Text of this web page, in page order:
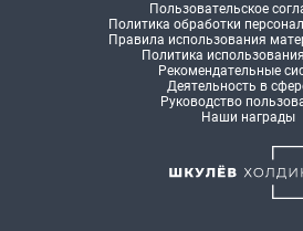
Пользовательское
Политика обработки
Правила использования
Политика
Рекомендательные
Деятельность в
Руководство
Наши награды